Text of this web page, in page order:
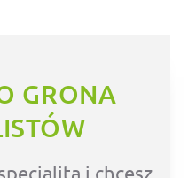
GRONA
i chcesz